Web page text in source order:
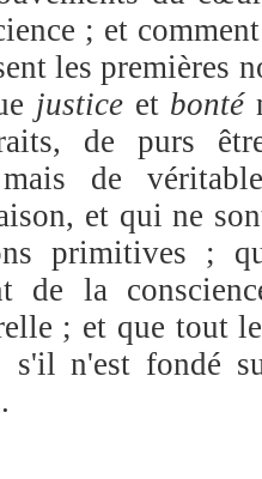
; et
les premières
justiceet bonté
de purs
mais de
et qui ne
primitives ;
de la
; et que tout
s'il n'est fondé